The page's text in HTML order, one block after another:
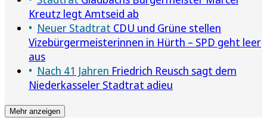
Kreutz legt Amtseid ab
Neuer Stadtrat CDU und Grüne stellen
Vizebürgermeisterinnen in Hürth – SPD geht leer
aus
Nach 41 Jahren Friedrich Reusch sagt dem
Niederkasseler Stadtrat adieu
Mehr anzeigen